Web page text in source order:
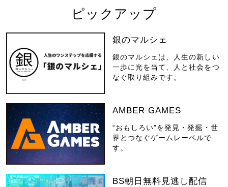
ピックアップ
銀のマルシェ
銀のマルシェは、人生の新しい
一歩に光を当て、人と社会をつ
なぐ取り組みです。
AMBER GAMES
“おもしろい”を発見・発掘・世
界とつなぐゲームレーベルで
す。
BS朝日無料見逃し配信